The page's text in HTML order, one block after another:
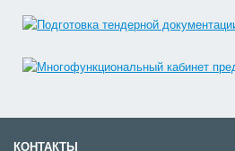
КОНТАКТЫ